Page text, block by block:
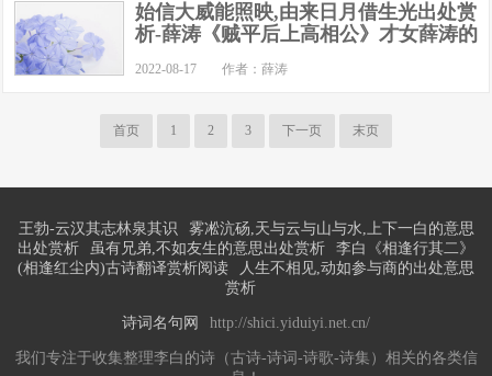
始信大威能照映,由来日月借生光出处赏
析-薛涛《贼平后上高相公》才女薛涛的
2022-08-17 作者：薛涛
首页 1 2 3 下一页 末页
王勃-云汉其志林泉其识
雾凇沆砀,天与云与山与水,上下一白的意思
出处赏析
虽有兄弟,不如友生的意思出处赏析
李白《相逢行其二》
(相逢红尘内)古诗翻译赏析阅读
人生不相见,动如参与商的出处意思
赏析
诗词名句网 http://shici.yiduiyi.net.cn/
我们专注于收集整理李白的诗（古诗-诗词-诗歌-诗集）相关的各类信